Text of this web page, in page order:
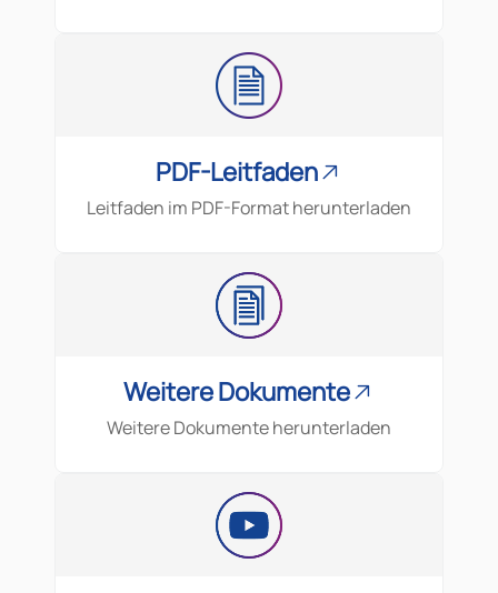
PDF-Leitfaden
Leitfaden im PDF-Format herunterladen
Weitere Dokumente
Weitere Dokumente herunterladen